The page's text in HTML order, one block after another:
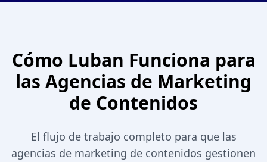
Cómo Luban Funciona para
las Agencias de Marketing
de Contenidos
El flujo de trabajo completo para que las
agencias de marketing de contenidos gestionen